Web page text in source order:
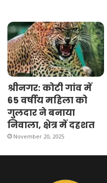
श्रीनगर: कोटी गांव में
65 वर्षीय महिला को
गुलदार ने बनाया
निवाला, क्षेत्र में दहशत
November 20, 2025